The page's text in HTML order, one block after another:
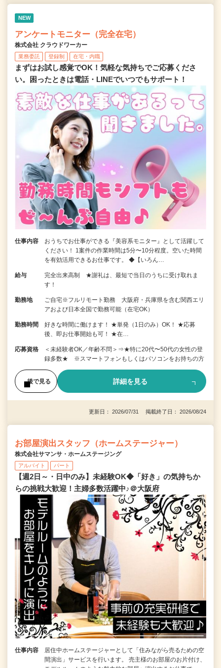
NEW
アンケートモニター（完全在宅）
株式会社 クラウドワーカー
業務委託 登録制 在宅・内職
まずはお試し感覚でOK！気軽な気持ちでご応募くださ
い。困ったときは電話・LINEでいつでもサポート！
仕事内容
おうちでお仕事ができる『美容系モニター』として活躍して
ください！ 1案件の作業時間は5分〜10分程度。空いた時間
を有効活用できるお仕事です。 ◆【いろん…
給与
完全出来高制 ★謝礼は、最短で当日のうちに受け取れま
す！
勤務地
ご自宅※フルリモート勤務 大阪府・兵庫県を含む関西エリ
アおよび日本全国で勤務可能（在宅OK）
勤務時間
好きな時間に働けます！ ★単発（1日のみ）OK！ ★応募
後、即お仕事開始も可！ ★在…
応募資格
＜未経験者OK／年齢不問＞⇒★特に20代〜50代の女性の登
録多数★ ※スマートフォンもしくはパソコンをお持ちの方
後で見る 詳細を見る
更新日： 2026/07/31 掲載終了日： 2026/08/24
お部屋演出スタッフ（ホームステージャー）
株式会社サマンサ・ホームステージング
アルバイト パート
【週2日～・日中のみ】未経験OK◆「好き」の気持ちか
らの挑戦大歓迎！主婦多数活躍中♪＠大阪府
仕事内容
居住中ホームステージャーとして「住みながら売るための空
間演出」サービスを行います。 売主様のお部屋のお片付け、